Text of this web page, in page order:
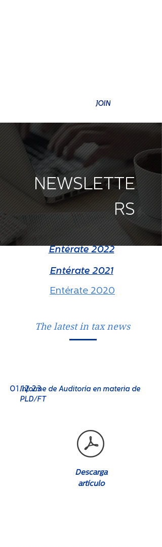
JOIN
NEWSLETTE
RS
Entérate 2022
Entérate 2021
Entérate 2020
The latest in tax news
01.12.23
Informe de Auditoría en materia de
PLD/FT
Descarga
artículo